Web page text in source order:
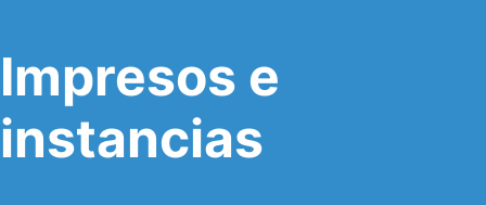
Impresos e
instancias